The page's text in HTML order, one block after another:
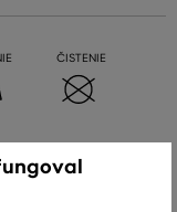
ČISTENIE